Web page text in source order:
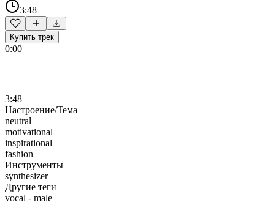
3:48
Купить трек
0:00
3:48
Настроение/Тема
neutral
motivational
inspirational
fashion
Инструменты
synthesizer
Другие теги
vocal - male